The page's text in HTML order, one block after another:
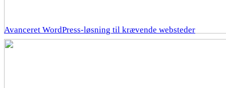
Avanceret WordPress-løsning til krævende websteder